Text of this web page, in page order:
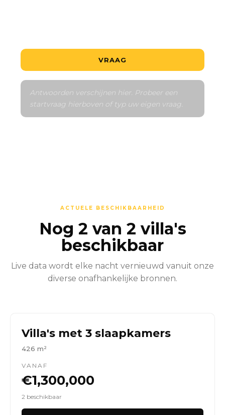
VRAAG
Antwoorden verschijnen hier. Probeer een
startvraag hierboven of typ uw eigen vraag.
ACTUELE BESCHIKBAARHEID
Nog 2 van 2 villa's
beschikbaar
Live data wordt elke nacht vernieuwd vanuit onze
diverse onafhankelijke bronnen.
Villa's met 3 slaapkamers
426 m²
VANAF
€1,300,000
2 beschikbaar